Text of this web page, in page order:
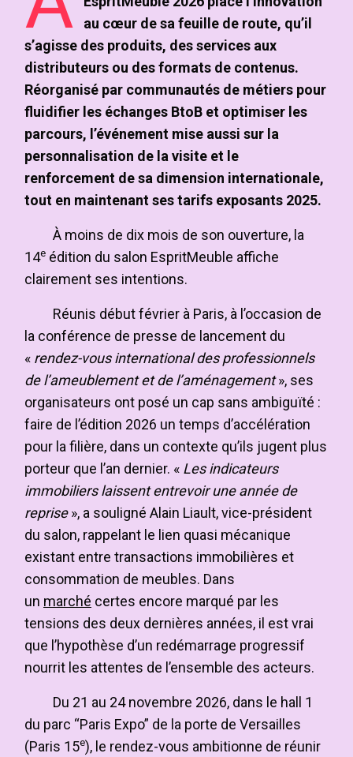
au cœur de sa feuille de route, qu’il
s’agisse des produits, des services aux
distributeurs ou des formats de contenus.
Réorganisé par communautés de métiers pour
fluidifier les échanges BtoB et optimiser les
parcours, l’événement mise aussi sur la
personnalisation de la visite et le
renforcement de sa dimension internationale,
tout en maintenant ses tarifs exposants 2025.
À moins de dix mois de son ouverture, la
14e édition du salon EspritMeuble affiche
clairement ses intentions.
Réunis début février à Paris, à l’occasion de
la conférence de presse de lancement du
« rendez-vous international des professionnels
de l’ameublement et de l’aménagement», ses
organisateurs ont posé un cap sans ambiguïté :
faire de l’édition 2026 un temps d’accélération
pour la filière, dans un contexte qu’ils jugent plus
porteur que l’an dernier. « Les indicateurs
immobiliers laissent entrevoir une année de
reprise», a souligné Alain Liault, vice-président
du salon, rappelant le lien quasi mécanique
existant entre transactions immobilières et
consommation de meubles. Dans
un marché certes encore marqué par les
tensions des deux dernières années, il est vrai
que l’hypothèse d’un redémarrage progressif
nourrit les attentes de l’ensemble des acteurs.
Du 21 au 24 novembre 2026, dans le hall 1
du parc “Paris Expo” de la porte de Versailles
(Paris 15e), le rendez-vous ambitionne de réunir